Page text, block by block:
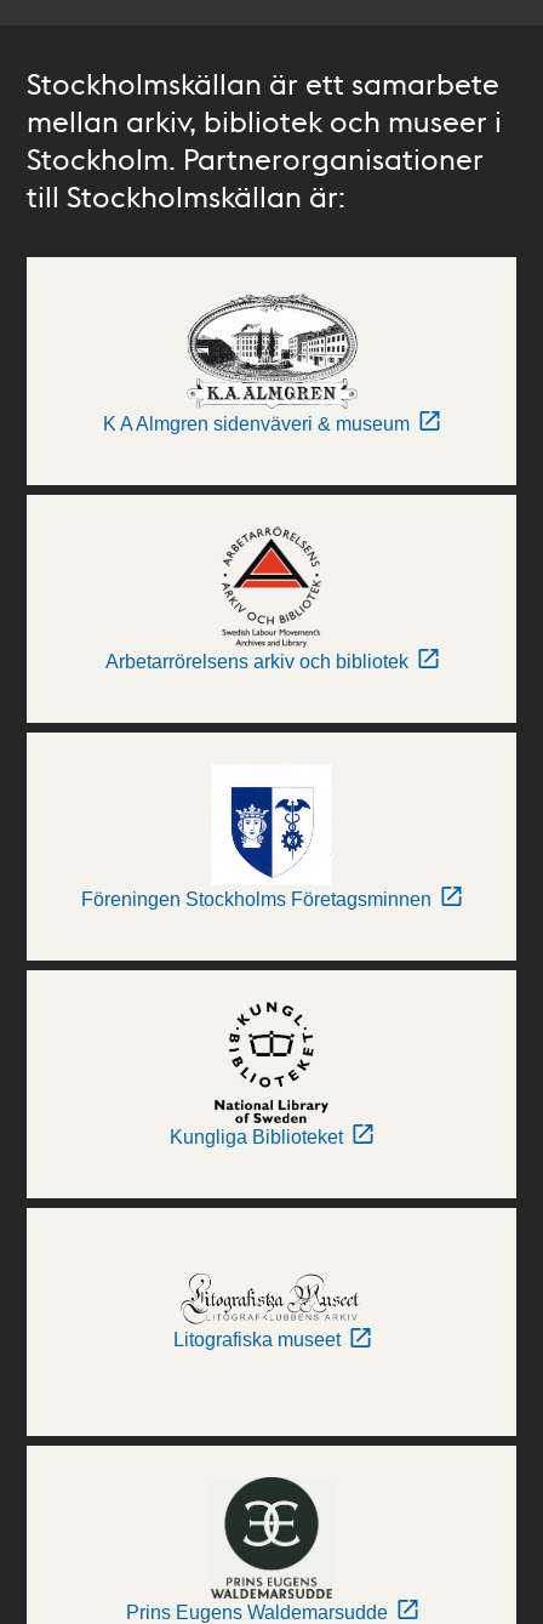
Stockholmskällan är ett samarbete
mellan arkiv, bibliotek och museer i
Stockholm. Partnerorganisationer
till Stockholmskällan är:
K A Almgren sidenväveri & museum
Arbetarrörelsens arkiv och bibliotek
Föreningen Stockholms Företagsminnen
Kungliga Biblioteket
Litografiska museet
Prins Eugens Waldemarsudde